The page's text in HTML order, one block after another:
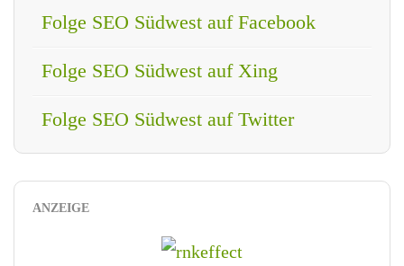
Folge SEO Südwest auf Facebook
Folge SEO Südwest auf Xing
Folge SEO Südwest auf Twitter
ANZEIGE